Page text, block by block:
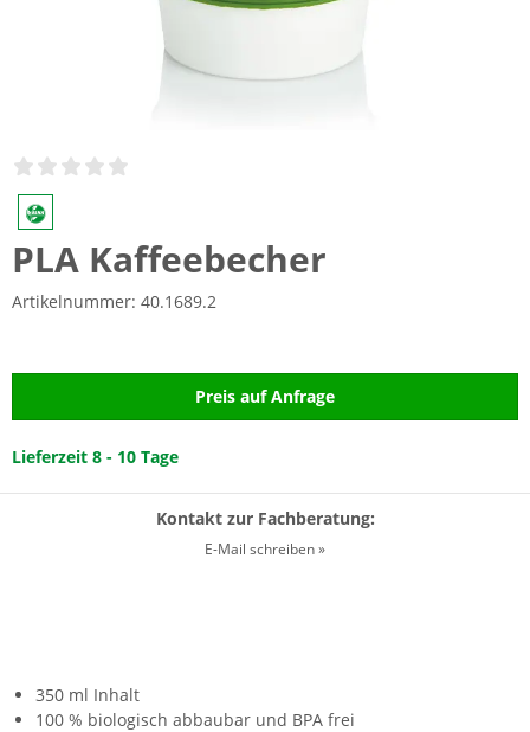
PLA Kaffeebecher
Artikelnummer: 40.1689.2
Preis auf Anfrage
Lieferzeit 8 - 10 Tage
Kontakt zur Fachberatung:
E-Mail schreiben »
350 ml Inhalt
100 % biologisch abbaubar und BPA frei